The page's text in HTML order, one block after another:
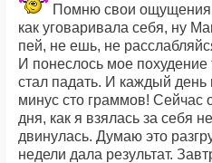
Помню свои ощущения
как уговаривала себя, ну
пей, не ешь, не
И понеслось мое похудение
стал падать. И каждый
минус сто граммов! Сейчас
дня, как я взялась за себя
двинулась. Думаю это
недели дала результат.